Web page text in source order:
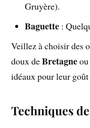
Gruyère).
Baguette :
Veillez à choisir des
doux deBretagne
idéaux pour leur goût
Techniques